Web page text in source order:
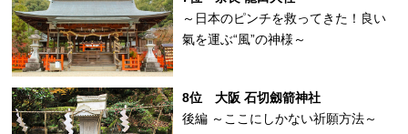
～日本のピンチを救ってきた！良い
氣を運ぶ“風”の神様～
8位 大阪 石切劔箭神社
後編 ～ここにしかない祈願方法～